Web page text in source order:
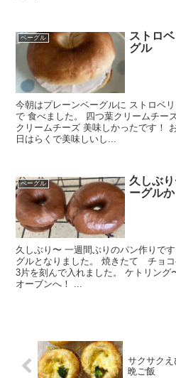
ベーグル
ストロ
グル
今朝はプレーンベーグルに ストロベ
で 食べました。 四つ葉クリームチー
クリームチーズ 美味しかったです！
日はらくで美味しいし...
ベーグル
久しぶ
ーグル
久しぶり〜 一週間ぶりのパン作りで
グルとなりました。 焼きたて チョ
3片を刻んで入れました。 ケトリング
オーブンへ！ ...
サクサク
晩ご飯